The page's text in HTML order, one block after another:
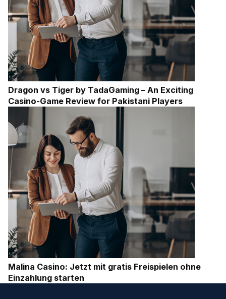
Dragon vs Tiger by TadaGaming – An Exciting
Casino-Game Review for Pakistani Players
Malina Casino: Jetzt mit gratis Freispielen ohne
Einzahlung starten